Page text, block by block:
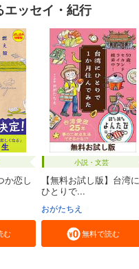
エッセイ・紀行
か恋し
む
小説・文芸
【無料お試し版】台湾に
ひとりで...
おがたちえ
無料で読む